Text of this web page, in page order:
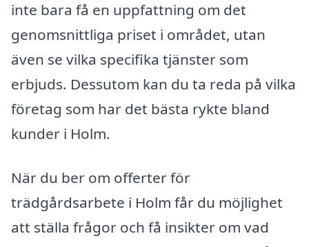
inte bara få en uppfattning om det
genomsnittliga priset i området, utan
även se vilka specifika tjänster som
erbjuds. Dessutom kan du ta reda på vilka
företag som har det bästa rykte bland
kunder i Holm.
När du ber om offerter för
trädgårdsarbete i Holm får du möjlighet
att ställa frågor och få insikter om vad